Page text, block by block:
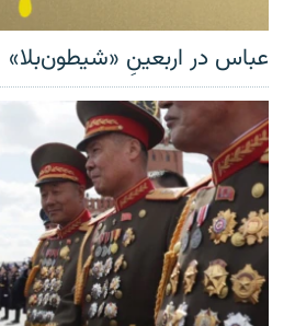
عباس در اربعینِ «شیطون‌بلا»